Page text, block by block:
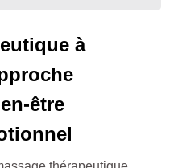
à
être